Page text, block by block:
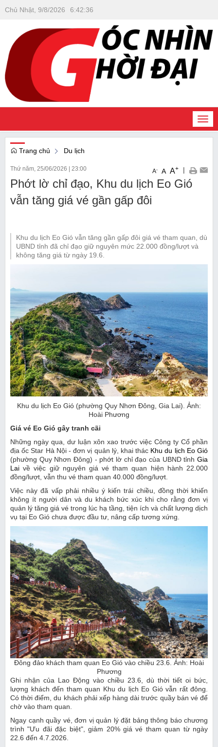
Chủ Nhật, 9/8/2026 6:42:38
Trang chủ Du lịch
Thứ năm, 25/06/2026 23:00 A- A A+ |
Phớt lờ chỉ đạo, Khu du lịch Eo Gió
vẫn tăng giá vé gần gấp đôi
Khu du lịch Eo Gió vẫn tăng gần gấp đôi giá vé tham quan, dù
UBND tỉnh đã chỉ đạo giữ nguyên mức 22.000 đồng/lượt và
không tăng giá từ ngày 19.6.
Khu du lịch Eo Gió (phường Quy Nhơn Đông, Gia Lai). Ảnh:
Hoài Phương
Giá vé Eo Gió gây tranh cãi
Những ngày qua, dư luận xôn xao trước việc Công ty Cổ phần
địa ốc Star Hà Nội - đơn vị quản lý, khai thác Khu du lịch Eo Gió
(phường Quy Nhơn Đông) - phớt lờ chỉ đạo của UBND tỉnh Gia
Lai về việc giữ nguyên giá vé tham quan hiện hành 22.000
đồng/lượt, vẫn thu vé tham quan 40.000 đồng/lượt.
Việc này đã vấp phải nhiều ý kiến trái chiều, đồng thời khiến
không ít người dân và du khách bức xúc khi cho rằng đơn vị
quản lý tăng giá vé trong lúc hạ tầng, tiện ích và chất lượng dịch
vụ tại Eo Gió chưa được đầu tư, nâng cấp tương xứng.
Đông đảo khách tham quan Eo Gió vào chiều 23.6. Ảnh: Hoài
Phương
Ghi nhận của Lao Động vào chiều 23.6, dù thời tiết oi bức,
lượng khách đến tham quan Khu du lịch Eo Gió vẫn rất đông.
Có thời điểm, du khách phải xếp hàng dài trước quầy bán vé để
chờ vào tham quan.
Ngay cạnh quầy vé, đơn vị quản lý đặt bảng thông báo chương
trình "Ưu đãi đặc biệt", giảm 20% giá vé tham quan từ ngày
22.6 đến 4.7.2026.